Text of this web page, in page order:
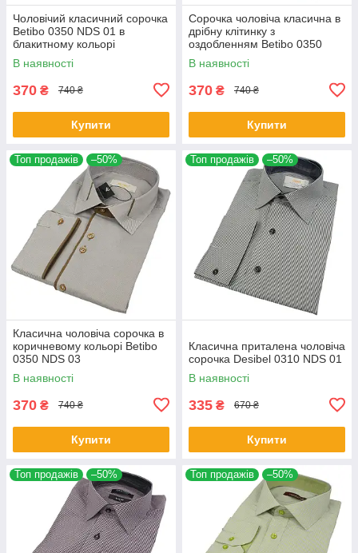
Чоловічий класичний сорочка
Betibo 0350 NDS 01 в
блакитному кольорі
В наявності
370 ₴ 740 ₴
Купити
Сорочка чоловіча класична в
дрібну клітинку з
оздобленням Betibo 0350
NDS 02
В наявності
370 ₴ 740 ₴
Купити
Топ продажів –50%
Класична чоловіча сорочка в
коричневому кольорі Betibo
0350 NDS 03
В наявності
370 ₴ 740 ₴
Купити
Топ продажів –50%
Класична приталена чоловіча
сорочка Desibel 0310 NDS 01
В наявності
335 ₴ 670 ₴
Купити
Топ продажів –50% Топ продажів –50%